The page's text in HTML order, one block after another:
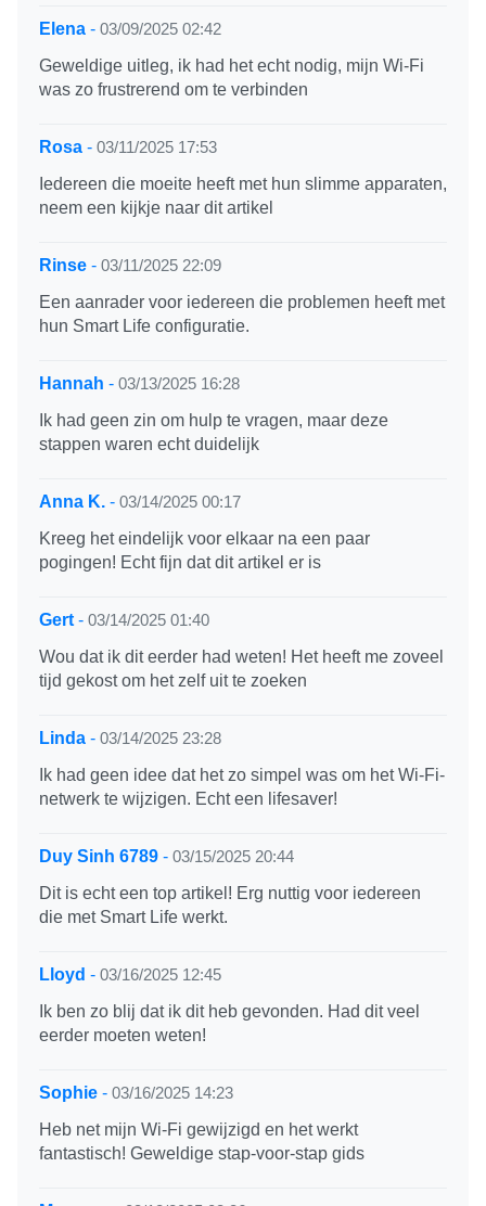
Elena - 03/09/2025 02:42
Geweldige uitleg, ik had het echt nodig, mijn Wi-Fi
was zo frustrerend om te verbinden
Rosa - 03/11/2025 17:53
Iedereen die moeite heeft met hun slimme apparaten,
neem een kijkje naar dit artikel
Rinse - 03/11/2025 22:09
Een aanrader voor iedereen die problemen heeft met
hun Smart Life configuratie.
Hannah - 03/13/2025 16:28
Ik had geen zin om hulp te vragen, maar deze
stappen waren echt duidelijk
Anna K. - 03/14/2025 00:17
Kreeg het eindelijk voor elkaar na een paar
pogingen! Echt fijn dat dit artikel er is
Gert - 03/14/2025 01:40
Wou dat ik dit eerder had weten! Het heeft me zoveel
tijd gekost om het zelf uit te zoeken
Linda - 03/14/2025 23:28
Ik had geen idee dat het zo simpel was om het Wi-Fi-
netwerk te wijzigen. Echt een lifesaver!
Duy Sinh 6789 - 03/15/2025 20:44
Dit is echt een top artikel! Erg nuttig voor iedereen
die met Smart Life werkt.
Lloyd - 03/16/2025 12:45
Ik ben zo blij dat ik dit heb gevonden. Had dit veel
eerder moeten weten!
Sophie - 03/16/2025 14:23
Heb net mijn Wi-Fi gewijzigd en het werkt
fantastisch! Geweldige stap-voor-stap gids